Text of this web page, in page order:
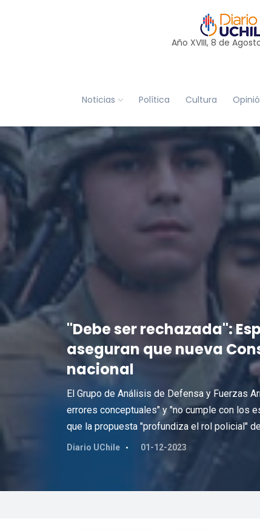
Año XVIII, 8 de
Noticias Política Cultura
"Debe ser rechazada":
aseguran que nueva
nacional
El Grupo de Análisis de Defensa y Fuerzas
errores conceptuales" y "no cumple con los
que la propuesta "profundiza el rol policial"
Diario UChile 01-12-2023